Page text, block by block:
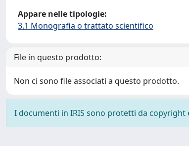
Appare nelle tipologie:
3.1 Monografia o trattato scientifico
File in questo prodotto:
Non ci sono file associati a questo prodotto.
I documenti in IRIS sono protetti da